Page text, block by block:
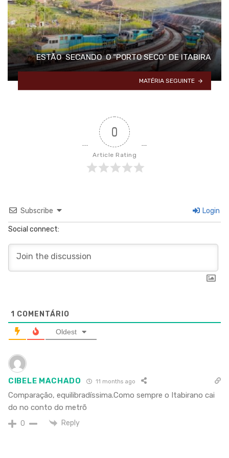
ESTÃO SECANDO O “PORTO SECO” DE ITABIRA
MATÉRIA SEGUINTE
0
Article Rating
Subscribe Login
Social connect:
1 COMENTÁRIO
Oldest
CIBELE MACHADO 11 months ago
Comparação, equilibradíssima.Como sempre o Itabirano cai
do no conto do metrõ
0 Reply